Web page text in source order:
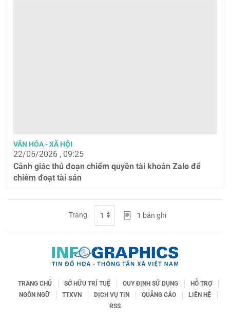
VĂN HÓA - XÃ HỘI
22/05/2026 , 09:25
Cảnh giác thủ đoạn chiếm quyền tài khoản Zalo để
chiếm đoạt tài sản
Trang 1 bản ghi
TRANG CHỦ SỞ HỮU TRÍ TUỆ QUY ĐỊNH SỬ DỤNG
HỖ TRỢ
NGÔN NGỮ
TTXVN DỊCH VỤ TIN QUẢNG CÁO
LIÊN HỆ
RSS